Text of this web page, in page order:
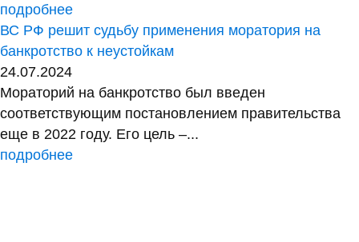
подробнее
ВС РФ решит судьбу применения моратория на
банкротство к неустойкам
24.07.2024
Мораторий на банкротство был введен
соответствующим постановлением правительства
еще в 2022 году. Его цель –...
подробнее